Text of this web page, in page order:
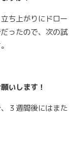
ち上がりにドロー
ったので、次の試
いします！
３週間後にはまた